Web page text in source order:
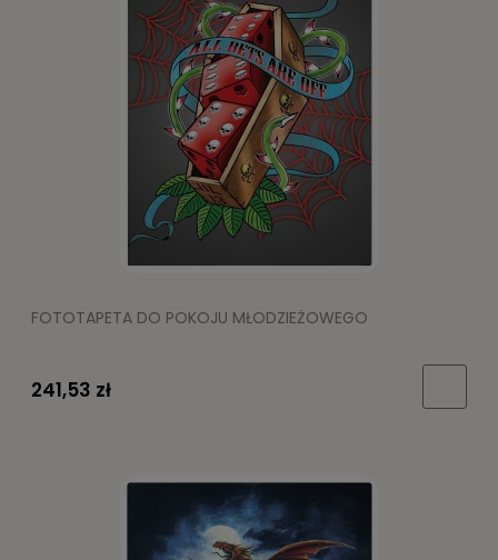
FOTOTAPETA DO POKOJU MŁODZIEŻOWEGO
241,53 zł